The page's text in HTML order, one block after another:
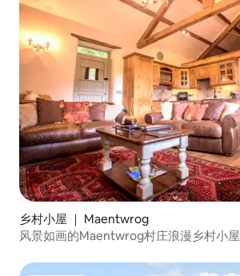
乡村小屋 ｜ Maentwrog
风景如画的Maentwrog村庄浪漫乡村小屋